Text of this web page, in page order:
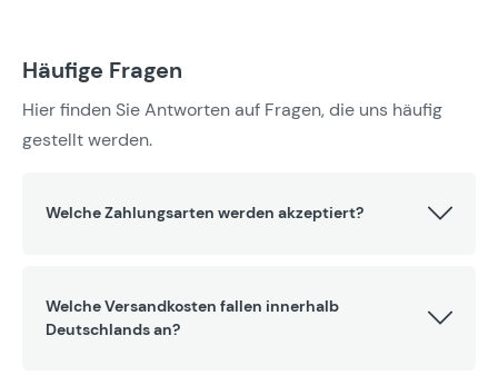
Häufige Fragen
Hier finden Sie Antworten auf Fragen, die uns häufig
gestellt werden.
Welche Zahlungsarten werden akzeptiert?
Welche Versandkosten fallen innerhalb
Deutschlands an?